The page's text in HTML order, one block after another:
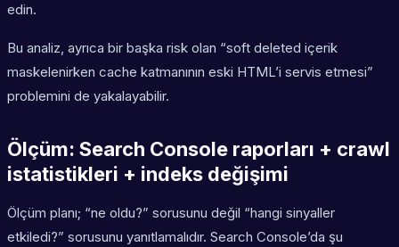
edin.
Bu analiz, ayrıca bir başka risk olan “soft deleted içerik
maskelenirken cache katmanının eski HTML’i servis etmesi”
problemini de yakalayabilir.
Ölçüm: Search Console raporları + crawl
istatistikleri + indeks değişimi
Ölçüm planı; “ne oldu?” sorusunu değil “hangi sinyaller
etkiledi?” sorusunu yanıtlamalıdır. Search Console’da şu